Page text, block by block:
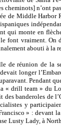
cheminots] n’ont
de Middle Harbor
qui monte en
font vraiment. On
abouti à la
de réunion de la
longer
Pendant
« drill team » du
des banderoles de
y
» : devant
Lusty Lady, à